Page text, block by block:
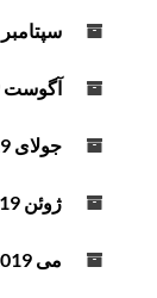
سپتامبر 2019
آگوست 2019
جولای 2019
ژوئن 2019
می 2019